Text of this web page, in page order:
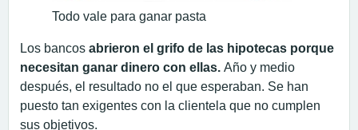
Todo vale para ganar pasta
Los bancos abrieron el grifo de las hipotecas porque
necesitan ganar dinero con ellas. Año y medio
después, el resultado no el que esperaban. Se han
puesto tan exigentes con la clientela que no cumplen
sus objetivos.